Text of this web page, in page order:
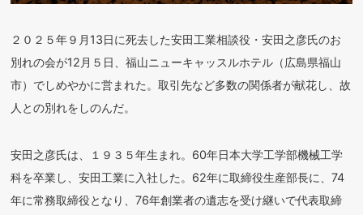
２０２５年９月13日に死去した安田工業相談役・安田之彦氏のお
別れの会が12月５日、福山ニューキャッスルホテル（広島県福山
市）でしめやかに営まれた。取引先など多数の関係者が献花し、故
人との別れをしのんだ。
安田之彦氏は、１９３５年生まれ。60年日本大学工学部機械工学
科を卒業し、安田工業に入社した。62年に取締役生産部長に、74
年に常務取締役となり、76年創業者の遺志を受け継いで代表取締